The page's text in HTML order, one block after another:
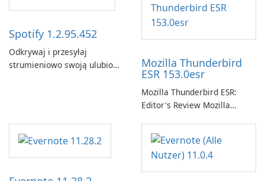
Spotify 1.2.95.452
Odkrywaj i przesyłaj
strumieniowo swoją ulubioną
Mozilla Thunderbird
ESR 153.0esr
Mozilla Thunderbird ESR:
Editor's Review Mozilla
Support Release) is the long-
term support channel of the
Thunderbird desktop email
client designed for